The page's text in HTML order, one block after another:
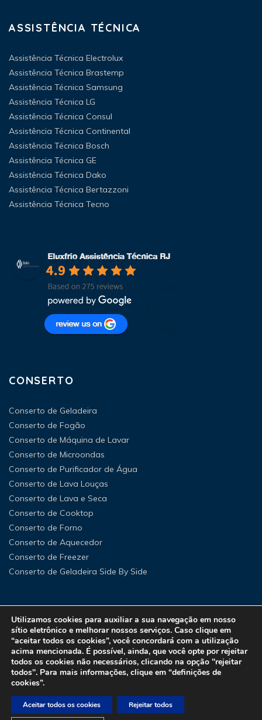
ASSISTÊNCIA TÉCNICA
Assistência Técnica Electrolux
Assistência Técnica Brastemp
Assistência Técnica Samsung
Assistência Técnica LG
Assistência Técnica Consul
Assistência Técnica Continental
Assistência Técnica Bosch
Assistência Técnica GE
Assistência Técnica Dako
Assistência Técnica Bertazzoni
Assistência Técnica Tecno
CONSERTO
Conserto de Geladeira
Conserto de Fogão
Conserto de Máquina de Lavar
Conserto de Microondas
Conserto de Purificador de Água
Conserto de Lava Louças
Conserto de Lava e Seca
Conserto de Cooktop
Conserto de Forno
Conserto de Aquecedor
Conserto de Freezer
Conserto de Geladeira Side By Side
Copyright © 2025 Eluxfrio.
Utilizamos cookies para auxiliar a sua navegação em nosso
sítio eletrônico e melhorar nossos serviços. Caso clique em
“aceitar todos os cookies”, você concordará com a utilização
acima mencionada. É possível, ainda, que você opte por rejeitar
todos os cookies não necessários, clicando na opção "rejeitar
todos". Para mais informações, clique em “definições de
cookies”.
Aceitar todos os cookies Rejeitar todos